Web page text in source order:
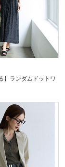
】ランダムドットワ